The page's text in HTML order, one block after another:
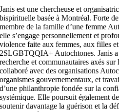
Janis est une chercheuse et
bispirituelle basée à Montréal. Forte
membre de la famille d’une femme
elle s’engage personnellement et
violence faite aux femmes, aux filles
2SLGBTQQIA+ Autochtones. Janis a
recherche et communautaires axés
collaboré avec des organisations
organismes gouvernementaux, et
d’une philanthropie fondée sur la
systémique. Elle poursuit également
soutenir davantage la guérison et la